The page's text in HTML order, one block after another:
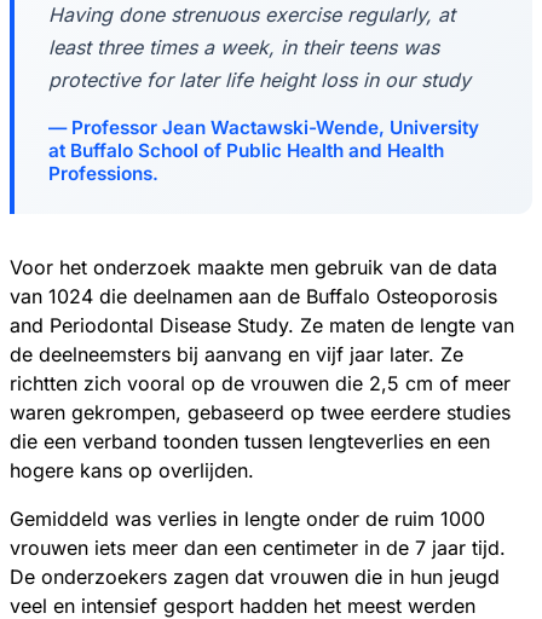
Having done strenuous exercise regularly, at
least three times a week, in their teens was
protective for later life height loss in our study
Professor Jean Wactawski-Wende, University
at Buffalo School of Public Health and Health
Professions.
Voor het onderzoek maakte men gebruik van de data
van 1024 die deelnamen aan de Buffalo Osteoporosis
and Periodontal Disease Study. Ze maten de lengte van
de deelneemsters bij aanvang en vijf jaar later. Ze
richtten zich vooral op de vrouwen die 2,5 cm of meer
waren gekrompen, gebaseerd op twee eerdere studies
die een verband toonden tussen lengteverlies en een
hogere kans op overlijden.
Gemiddeld was verlies in lengte onder de ruim 1000
vrouwen iets meer dan een centimeter in de 7 jaar tijd.
De onderzoekers zagen dat vrouwen die in hun jeugd
veel en intensief gesport hadden het meest werden